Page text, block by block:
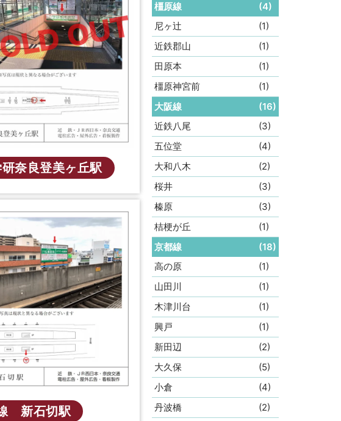
奈良登美ヶ丘駅
新石切駅
橿原線
(4)
尼ヶ辻
(1)
近鉄郡山
(1)
田原本
(1)
橿原神宮前
(1)
大阪線
(16)
近鉄八尾
(3)
五位堂
(4)
大和八木
(2)
桜井
(3)
榛原
(3)
桔梗が丘
(1)
京都線
(18)
高の原
(1)
山田川
(1)
木津川台
(1)
興戸
(1)
新田辺
(2)
大久保
(5)
小倉
(4)
丹波橋
(2)